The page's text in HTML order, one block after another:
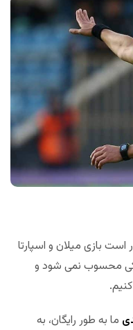
بازی میلان و اسپارتا
یکی محسوب نمی شود و
ما به طور رایگان، به